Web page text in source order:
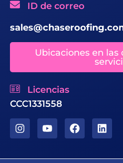
ID de correo
Ubicaciones en las
Licencias
CCC1331558